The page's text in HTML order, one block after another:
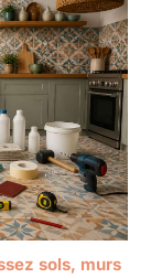
sols, murs